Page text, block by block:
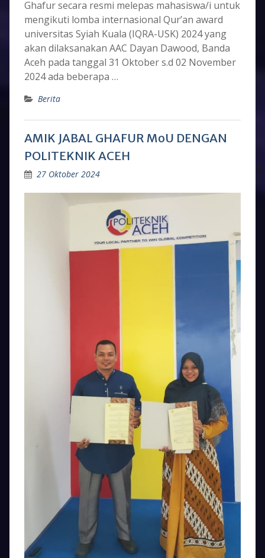
Ghafur secara resmi melepas mahasiswa/i untuk
mengikuti lomba internasional Qur’an award
universitas Syiah Kuala (IQRA-USK) 2024 yang
akan dilaksanakan AAC Dayan Dawood, Banda
Aceh pada tanggal 31 Oktober s.d 02 November
2024 ada beberapa …
Berita
AMIK JABAL GHAFUR MoU DENGAN
POLITEKNIK ACEH
27 Oktober 2024